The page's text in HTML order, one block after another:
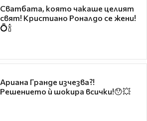
Сватбата, която чакаше целият
свят! Кристиано Роналдо се жени!
💍🍾
Ариана Гранде изчезва?!
Решението ѝ шокира всички!😯💥